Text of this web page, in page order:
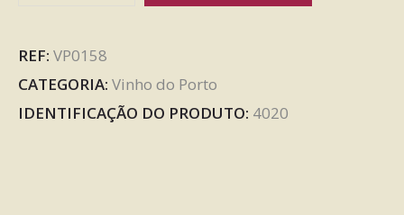
REF: VP0158
CATEGORIA: Vinho do Porto
IDENTIFICAÇÃO DO PRODUTO: 4020